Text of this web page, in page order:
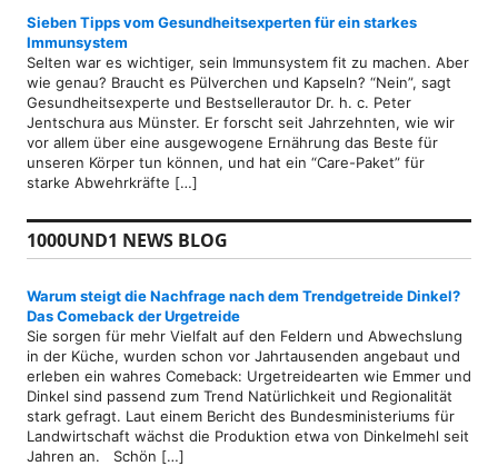
Sieben Tipps vom Gesundheitsexperten für ein starkes
Immunsystem
Selten war es wichtiger, sein Immunsystem fit zu machen. Aber
wie genau? Braucht es Pülverchen und Kapseln? “Nein”, sagt
Gesundheitsexperte und Bestsellerautor Dr. h. c. Peter
Jentschura aus Münster. Er forscht seit Jahrzehnten, wie wir
vor allem über eine ausgewogene Ernährung das Beste für
unseren Körper tun können, und hat ein “Care-Paket” für
starke Abwehrkräfte […]
1000UND1 NEWS BLOG
Warum steigt die Nachfrage nach dem Trendgetreide Dinkel?
Das Comeback der Urgetreide
Sie sorgen für mehr Vielfalt auf den Feldern und Abwechslung
in der Küche, wurden schon vor Jahrtausenden angebaut und
erleben ein wahres Comeback: Urgetreidearten wie Emmer und
Dinkel sind passend zum Trend Natürlichkeit und Regionalität
stark gefragt. Laut einem Bericht des Bundesministeriums für
Landwirtschaft wächst die Produktion etwa von Dinkelmehl seit
Jahren an. Schön […]